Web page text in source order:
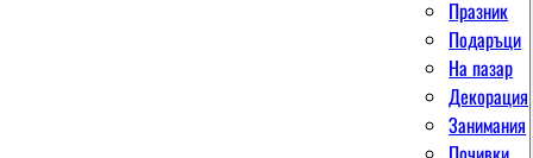
Празник
Подаръци
На пазар
Декорация
Занимания